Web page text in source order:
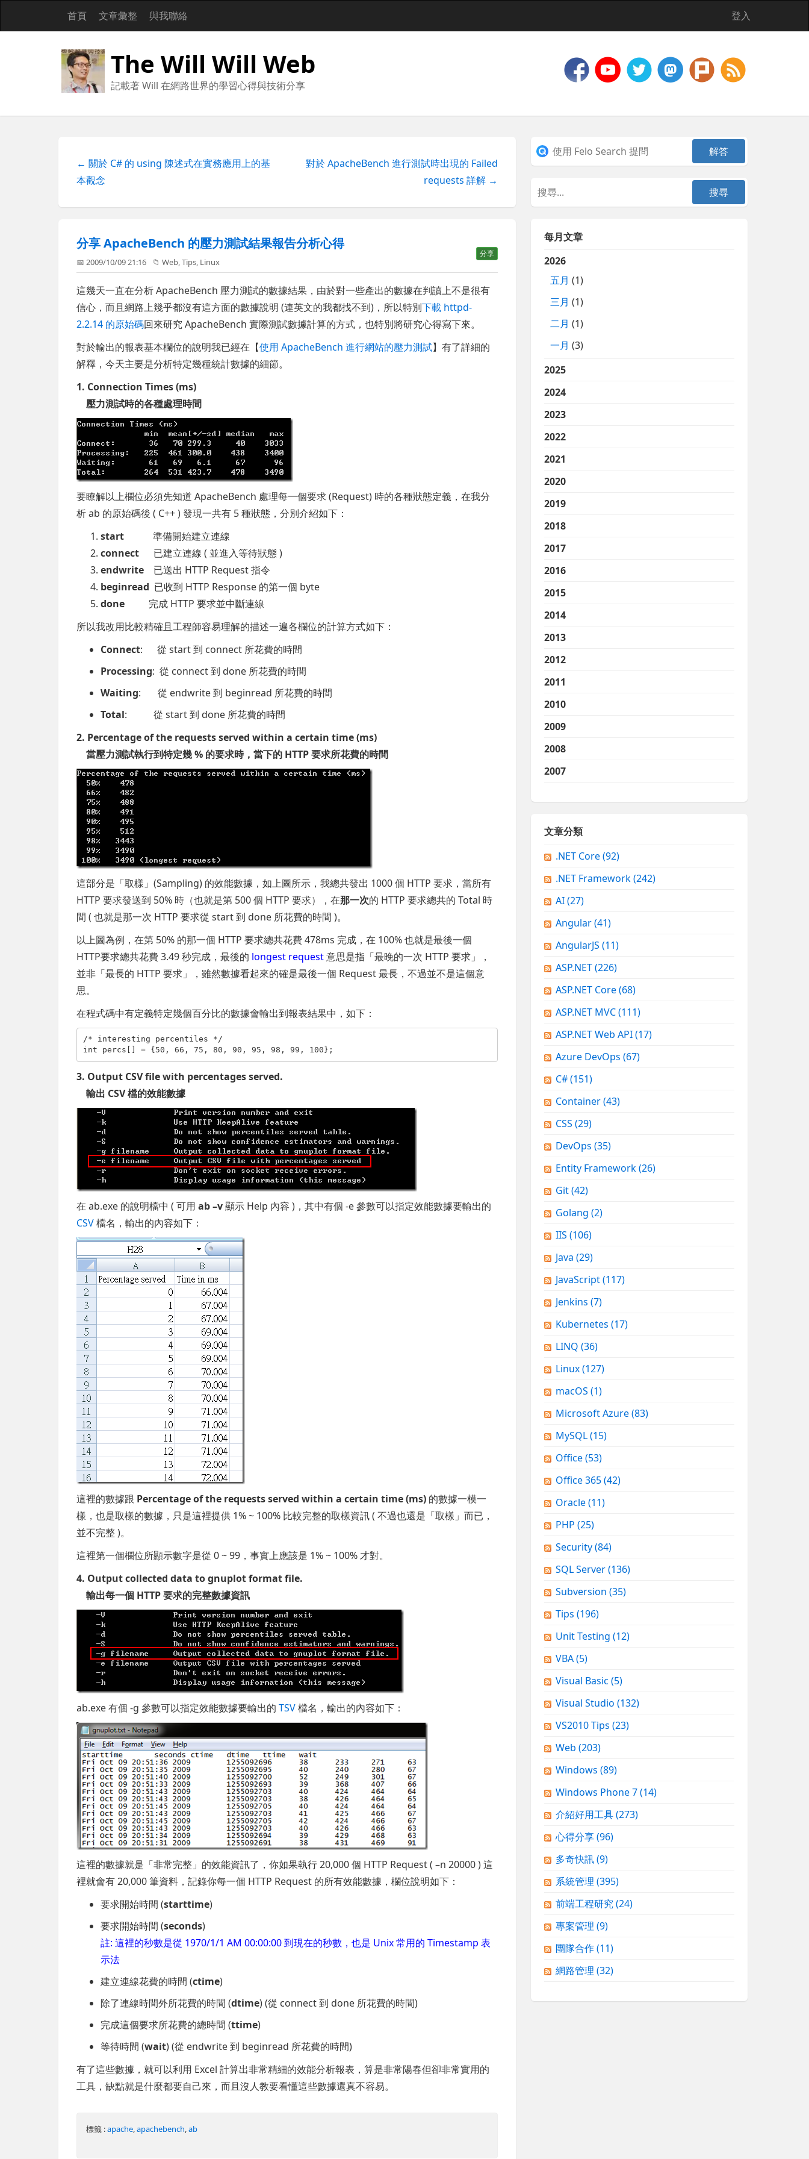
首頁 文章彙整 與我聯絡 登入
The Will Will Web
記載著 Will 在網路世界的學習心得與技術分享
← 關於 C# 的 using 陳述式在實務應用上的基
本觀念
對於 ApacheBench 進行測試時出現的 Failed
requests 詳解 →
分享 ApacheBench 的壓力測試結果報告分析心得
分享
📅 2009/10/09 21:16 📁Web,Tips, Linux
這幾天一直在分析 ApacheBench 壓力測試的數據結果，由於對一些產出的數據在判讀上不是很有
信心，而且網路上幾乎都沒有這方面的數據說明 (連英文的我都找不到)，所以特別下載 httpd-
2.2.14 的原始碼回來研究 ApacheBench 實際測試數據計算的方式，也特別將研究心得寫下來。
對於輸出的報表基本欄位的說明我已經在【使用 ApacheBench 進行網站的壓力測試】有了詳細的
解釋，今天主要是分析特定幾種統計數據的細節。
1. Connection Times (ms)
壓力測試時的各種處理時間
要瞭解以上欄位必須先知道 ApacheBench 處理每一個要求 (Request) 時的各種狀態定義，在我分
析 ab 的原始碼後 ( C++ ) 發現一共有 5 種狀態，分別介紹如下：
start 準備開始建立連線
connect 已建立連線 ( 並進入等待狀態 )
endwrite 已送出 HTTP Request 指令
beginread 已收到 HTTP Response 的第一個 byte
done 完成 HTTP 要求並中斷連線
所以我改用比較精確且工程師容易理解的描述一遍各欄位的計算方式如下：
Connect: 從 start 到 connect 所花費的時間
Processing: 從 connect 到 done 所花費的時間
Waiting: 從 endwrite 到 beginread 所花費的時間
Total: 從 start 到 done 所花費的時間
2. Percentage of the requests served within a certain time (ms)
當壓力測試執行到特定幾 % 的要求時，當下的 HTTP 要求所花費的時間
這部分是「取樣」(Sampling) 的效能數據，如上圖所示，我總共發出 1000 個 HTTP 要求，當所有
HTTP 要求發送到 50% 時（也就是第 500 個 HTTP 要求），在那一次的 HTTP 要求總共的 Total 時
間 ( 也就是那一次 HTTP 要求從 start 到 done 所花費的時間 )。
以上圖為例，在第 50% 的那一個 HTTP 要求總共花費 478ms 完成，在 100% 也就是最後一個
HTTP要求總共花費 3.49 秒完成，最後的 longest request意思是指「最晚的一次 HTTP 要求」，
並非「最長的 HTTP 要求」，雖然數據看起來的確是最後一個 Request 最長，不過並不是這個意
思。
在程式碼中有定義特定幾個百分比的數據會輸出到報表結果中，如下：
/* interesting percentiles */
int percs[] = {50, 66, 75, 80, 90, 95, 98, 99, 100};
3. Output CSV file with percentages served.
輸出 CSV 檔的效能數據
在 ab.exe 的說明檔中 ( 可用ab –v顯示 Help 內容 )，其中有個 -e 參數可以指定效能數據要輸出的
CSV檔名，輸出的內容如下：
這裡的數據跟 Percentage of the requests served within a certain time (ms) 的數據一模一
樣，也是取樣的數據，只是這裡提供 1% ~ 100% 比較完整的取樣資訊 ( 不過也還是「取樣」而已，
並不完整 )。
這裡第一個欄位所顯示數字是從 0 ~ 99，事實上應該是 1% ~ 100% 才對。
4. Output collected data to gnuplot format file.
輸出每一個 HTTP 要求的完整數據資訊
ab.exe 有個 -g 參數可以指定效能數據要輸出的TSV檔名，輸出的內容如下：
這裡的數據就是「非常完整」的效能資訊了，你如果執行 20,000 個 HTTP Request ( –n 20000 ) 這
裡就會有 20,000 筆資料，記錄你每一個 HTTP Request 的所有效能數據，欄位說明如下：
要求開始時間 (starttime)
要求開始時間 (seconds)
註: 這裡的秒數是從 1970/1/1 AM 00:00:00 到現在的秒數，也是 Unix 常用的 Timestamp 表
示法
建立連線花費的時間 (ctime)
除了連線時間外所花費的時間 (dtime) (從 connect 到 done 所花費的時間)
完成這個要求所花費的總時間 (ttime)
等待時間 (wait) (從 endwrite 到 beginread 所花費的時間)
有了這些數據，就可以利用 Excel 計算出非常精細的效能分析報表，算是非常陽春但卻非常實用的
工具，缺點就是什麼都要自己來，而且沒人教要看懂這些數據還真不容易。
標籤 :apache,apachebench,ab
每月文章
2026
五月 (1)
三月 (1)
二月 (1)
一月 (3)
2025
2024
2023
2022
2021
2020
2019
2018
2017
2016
2015
2014
2013
2012
2011
2010
2009
2008
2007
文章分類
.NET Core(92)
.NET Framework(242)
AI(27)
Angular(41)
AngularJS (11)
ASP.NET(226)
ASP.NET Core(68)
ASP.NET MVC(111)
ASP.NET Web API(17)
Azure DevOps (67)
C#(151)
Container(43)
CSS (29)
DevOps (35)
Entity Framework(26)
Git(42)
Golang (2)
IIS (106)
Java (29)
JavaScript(117)
Jenkins (7)
Kubernetes (17)
LINQ (36)
Linux(127)
macOS (1)
Microsoft Azure(83)
MySQL(15)
Office(53)
Office 365(42)
Oracle(11)
PHP (25)
Security(84)
SQL Server(136)
Subversion (35)
Tips (196)
Unit Testing (12)
VBA(5)
Visual Basic (5)
Visual Studio (132)
VS2010 Tips (23)
Web (203)
Windows (89)
Windows Phone 7(14)
介紹好用工具(273)
心得分享(96)
多奇快訊(9)
系統管理 (395)
前端工程研究(24)
專案管理 (9)
團隊合作(11)
網路管理 (32)